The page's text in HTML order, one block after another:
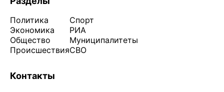
Политика
Экономика
Общество
Происшествия
Спорт
РИА
Муниципалитеты
СВО
Контакты